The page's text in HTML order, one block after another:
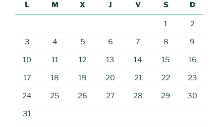
L
M X J V S D
1 2
3 4 5 6 7 8 9
10 11 12 13 14 15 16
17 18 19 20 21 22 23
24 25 26 27 28 29 30
31